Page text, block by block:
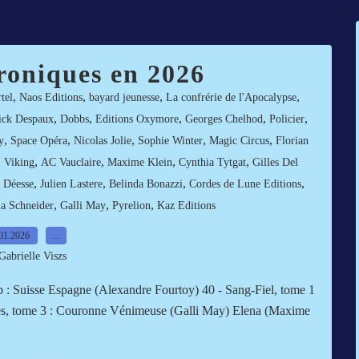
en 2026
, Naos Editions, bayard jeunesse, La confrérie de l'Apocalypse,
Despaux, Dobbs, Editions Oxymore, Georges Chelhod, Policier,
, Space Opéra, Nicolas Jolie, Sophie Winter, Magic Circus, Florian
Viking, AC Vauclaire, Maxime Klein, Cynthia Tytgat, Gilles Del
, Julien Lastere, Belinda Bonazzi, Cordes de Lune Editions,
Schneider, Galli May, Pyrelion, Kaz Editions
…
Viszs
Suisse Espagne (Alexandre Fourtoy) 40 - Sang-Fiel, tome 1
tome 3 : Couronne Vénimeuse (Galli May) Elena (Maxime